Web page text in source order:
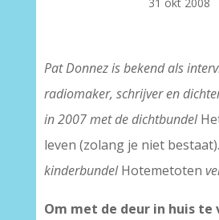
31 okt 2008
Pat Donnez is bekend als
radiomaker, schrijver en
in 2007 met de dichtbundel
leven (zolang je niet bestaat).
kinderbundelHotemetoten
Om met de deur in huis te